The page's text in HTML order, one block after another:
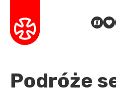
Podróże